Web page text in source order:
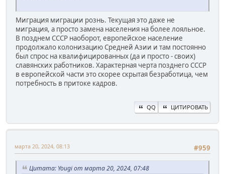
Миграция миграции рознь. Текущая это даже не
миграция, а просто замена населения на более лояльное.
В позднем СССР наоборот, европейское население
продолжало колонизацию Средней Азии и там постоянно
был спрос на квалифицированных (да и просто - своих)
славянских работников. Характерная черта позднего СССР
в европейской части это скорее скрытая безработица, чем
потребность в притоке кадров.
QQ ЦИТИРОВАТЬ
#959
марта 20, 2024, 08:13
Цитата: Yougi от марта 20, 2024, 07:48